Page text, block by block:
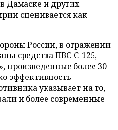
Дамаске и других
оценивается как
России, в отражении
средства ПВО С-125,
произведенные более 30
эффективность
указывает на то,
и более современные